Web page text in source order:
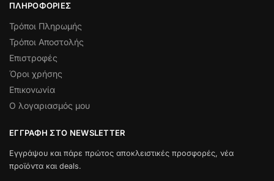
ΠΛΗΡΟΦΟΡΊΕΣ
Τρόποι Πληρωμής
Τρόποι Αποστολής
Επιστροφές
Όροι χρήσης
Επικονωνία
Ο λογαριασμός μου
ΕΓΓΡΑΦΉ ΣΤΟ NEWSLETTER
Εγγράψου και πάρε πρώτος αποκλειστικές προσφορές, νέα
προϊόντα και deals.